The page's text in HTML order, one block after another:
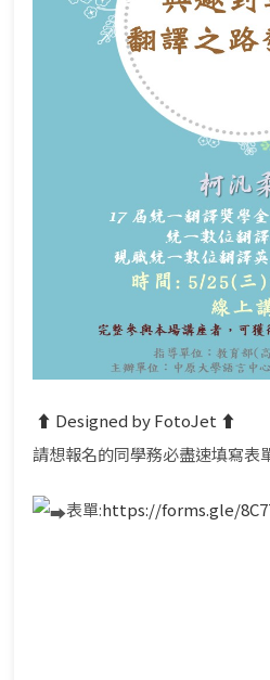
⬆︎ Designed by FotoJet ⬆︎
請想報名的同學務必盡速填寫表
表單:https://forms.gle/